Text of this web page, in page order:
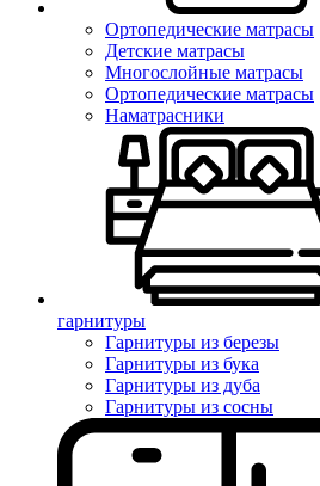
Ортопедические матрасы
Детские матрасы
Многослойные матрасы
Ортопедические матрасы
Наматрасники
гарнитуры
Гарнитуры из березы
Гарнитуры из бука
Гарнитуры из дуба
Гарнитуры из сосны